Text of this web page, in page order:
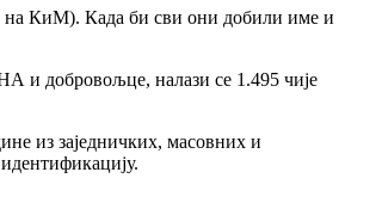
на КиМ). Када би сви они добили име и
и добровољце, налази се 1.495 чије
из заједничких, масовних и